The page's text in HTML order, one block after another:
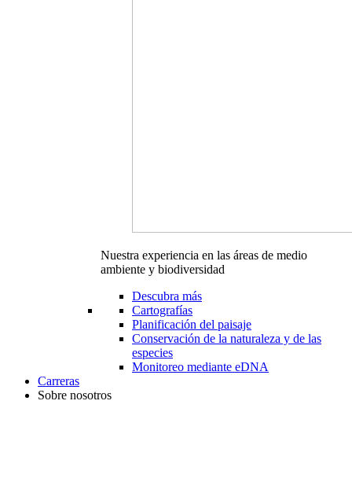
Nuestra experiencia en las áreas de medio
ambiente y biodiversidad
Descubra más
Cartografías
Planificación del paisaje
Conservación de la naturaleza y de las
especies
Monitoreo mediante eDNA
Carreras
Sobre nosotros